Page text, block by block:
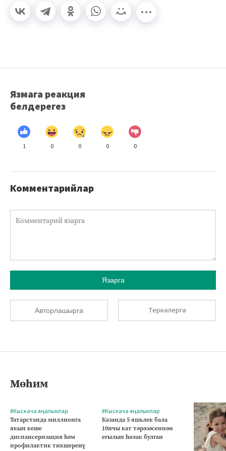
Язмага реакция
белдерегез
1 0 0 0 0
Комментарийлар
Язарга
Авторлашырга Теркәлергә
Мөһим
#Кыскача яңалыклар
Татарстанда миллионга
якын кеше
диспансеризация һәм
профилактик тикшеренү
#Кыскача яңалыклар
Казанда 5 яшьлек бала
10нчы кат тәрәзәсеннән
егылып һәлак булган